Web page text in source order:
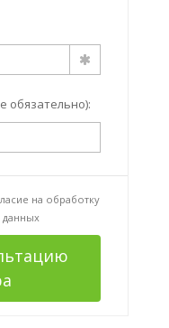
обязательно):
на обработку